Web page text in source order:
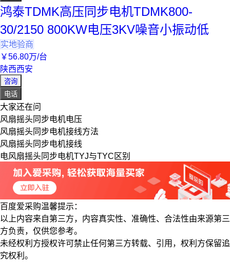
鸿泰TDMK高压同步电机TDMK800-
30/2150 800KW电压3KV噪音小振动低
实地验商
￥56.80万/台
陕西西安
咨询
电话
大家还在问
风扇摇头同步电机电压
风扇摇头同步电机接线方法
风扇摇头同步电机接线
电风扇摇头同步电机TYJ与TYC区别
百度爱采购温馨提示：
以上内容来自第三方，内容真实性、准确性、合法性由来源第三
方负责，仅供您参考。
未经权利方授权许可禁止任何第三方转载、引用，权利方保留追
究权利。